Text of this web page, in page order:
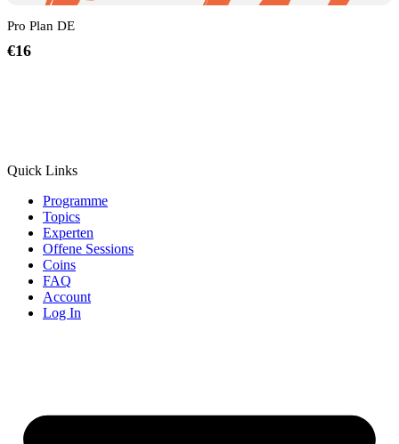
Pro Plan DE
€16
Quick Links
Programme
Topics
Experten
Offene Sessions
Coins
FAQ
Account
Log In